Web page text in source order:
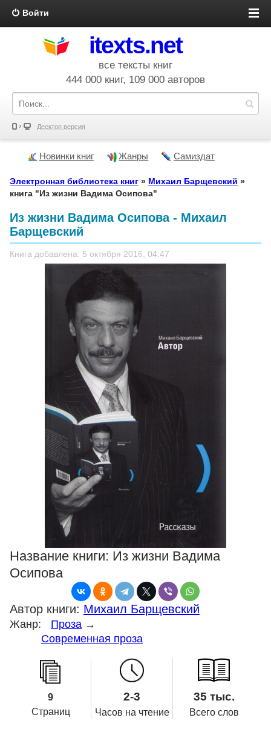
Войти
itexts.net
все тексты книг
444 000 книг, 109 000 авторов
Десктоп версия
Новинки книг Жанры Самиздат
Электронная библиотека книг » Михаил Барщевский »
книга "Из жизни Вадима Осипова"
Из жизни Вадима Осипова - Михаил
Барщевский
Книга добавлена: 5 октября 2016, 04:47
Название книги: Из жизни Вадима
Осипова
Автор книги: Михаил Барщевский
Жанр: Проза →
Современная проза
9
Страниц
2-3
Часов на чтение
35 тыс.
Всего слов